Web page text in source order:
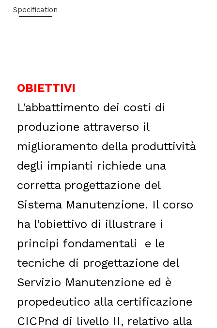
Specification
OBIETTIVI
L’abbattimento dei costi di
produzione attraverso il
miglioramento della produttività
degli impianti richiede una
corretta progettazione del
Sistema Manutenzione. Il corso
ha l’obiettivo di illustrare i
principi fondamentali e le
tecniche di progettazione del
Servizio Manutenzione ed è
propedeutico alla certificazione
CICPnd di livello II, relativo alla